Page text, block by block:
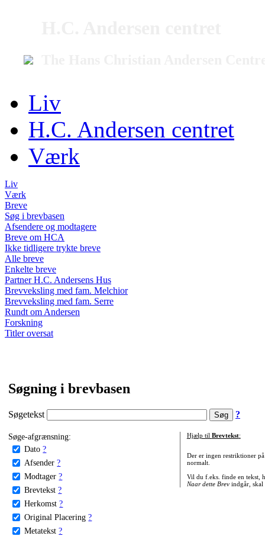
Liv
H.C. Andersen centret
Værk
Liv
Værk
Breve
Søg i brevbasen
Afsendere og modtagere
Breve om HCA
Ikke tidligere trykte breve
Alle breve
Enkelte breve
Partner H.C. Andersens Hus
Brevveksling med fam. Melchior
Brevveksling med fam. Serre
Rundt om Andersen
Forskning
Titler oversat
Søgning i brevbasen
Søgetekst ?
Søge-afgrænsning:
Dato ?
Afsender ?
Modtager ?
Brevtekst ?
Herkomst ?
Original Placering ?
Metatekst ?
Hjælp til Brevtekst:
Der er ingen restriktioner
normalt.
Vil du f.eks. finde en tekst,
Naar dette Brevindgår, skal